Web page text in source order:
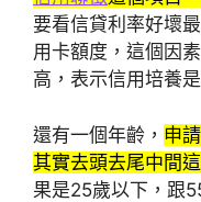
要看信貸利率好壞
用卡額度，這個因
高，表示信用培養是
還有一個年齡， 申
其實去頭去尾中間
果是25歲以下，跟